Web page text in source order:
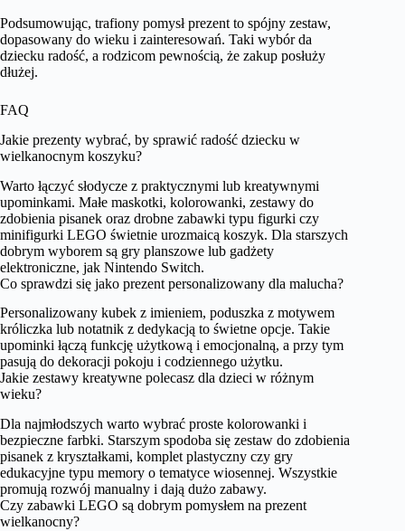
Podsumowując, trafiony pomysł prezent to spójny zestaw,
dopasowany do wieku i zainteresowań. Taki wybór da
dziecku radość, a rodzicom pewnością, że zakup posłuży
dłużej.
FAQ
Jakie prezenty wybrać, by sprawić radość dziecku w
wielkanocnym koszyku?
Warto łączyć słodycze z praktycznymi lub kreatywnymi
upominkami. Małe maskotki, kolorowanki, zestawy do
zdobienia pisanek oraz drobne zabawki typu figurki czy
minifigurki LEGO świetnie urozmaicą koszyk. Dla starszych
dobrym wyborem są gry planszowe lub gadżety
elektroniczne, jak Nintendo Switch.
Co sprawdzi się jako prezent personalizowany dla malucha?
Personalizowany kubek z imieniem, poduszka z motywem
króliczka lub notatnik z dedykacją to świetne opcje. Takie
upominki łączą funkcję użytkową i emocjonalną, a przy tym
pasują do dekoracji pokoju i codziennego użytku.
Jakie zestawy kreatywne polecasz dla dzieci w różnym
wieku?
Dla najmłodszych warto wybrać proste kolorowanki i
bezpieczne farbki. Starszym spodoba się zestaw do zdobienia
pisanek z kryształkami, komplet plastyczny czy gry
edukacyjne typu memory o tematyce wiosennej. Wszystkie
promują rozwój manualny i dają dużo zabawy.
Czy zabawki LEGO są dobrym pomysłem na prezent
wielkanocny?